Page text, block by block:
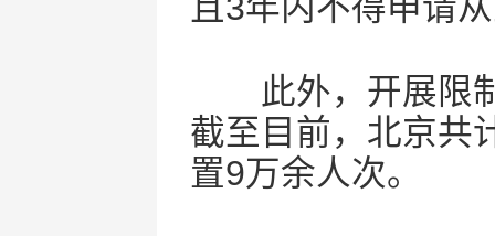
此外，开展限制
截至目前，北京共
置9万余人次。